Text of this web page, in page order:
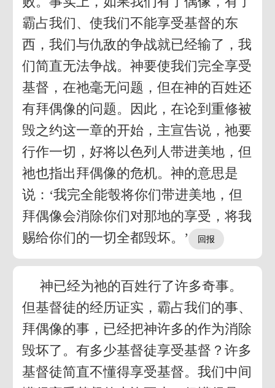
霸占我们、使我们不能享受基督的东
西，我们与仇敌的争战就已经输了，我
们简直无法争战。神要使我们完全享受
基督，在祂毫无问题，但在神的百姓还
有拜偶像的问题。因此，在论到重修被
毁之约这一章的开始，主宣告说，祂要
行作一切，好将以色列人带进美地，但
祂也指出拜偶像的危机。神的意思是
说：‘我完全能彀将你们带进美地，但
拜偶像会消除你们对那地的享受，将我
赐给你们的一切全都毁坏。’
神已经为祂的百姓行了许多奇事。
但基督徒的经历证实，霸占我们的事、
拜偶像的事，已经把神许多的作为消除
毁坏了。有多少基督徒享受基督？许多
基督徒简直不懂得享受基督。我们中间